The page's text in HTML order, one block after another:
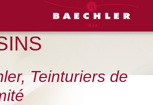
Teinturiers de